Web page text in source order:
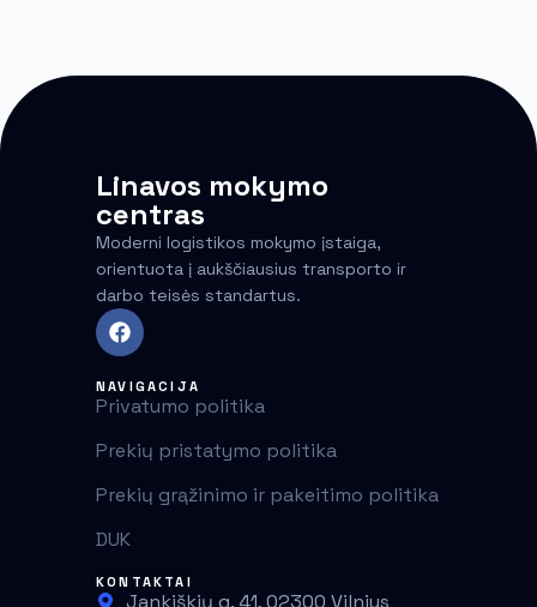
Linavos mokymo
centras
Moderni logistikos mokymo įstaiga,
orientuota į aukščiausius transporto ir
darbo teisės standartus.
NAVIGACIJA
Privatumo politika
Prekių pristatymo politika
Prekių grąžinimo ir pakeitimo politika
DUK
KONTAKTAI
Jankiškių g. 41, 02300 Vilnius